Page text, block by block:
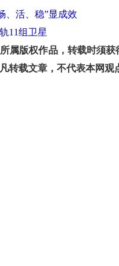
、活、稳”显成效
11组卫星
版权作品，转载时须获
转载文章，不代表本网观